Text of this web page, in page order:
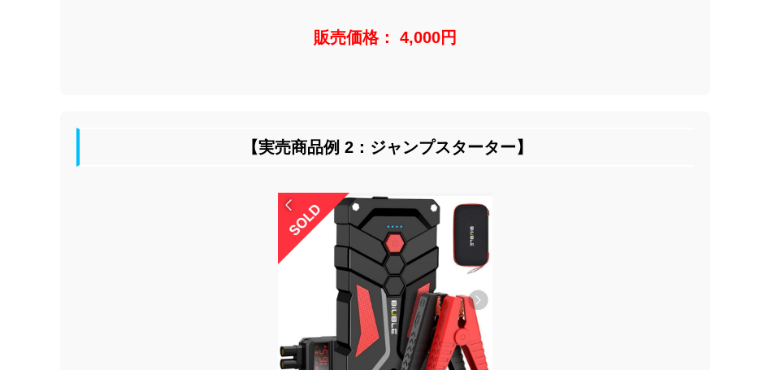
販売価格： 4,000円
【実売商品例 2：ジャンプスターター】